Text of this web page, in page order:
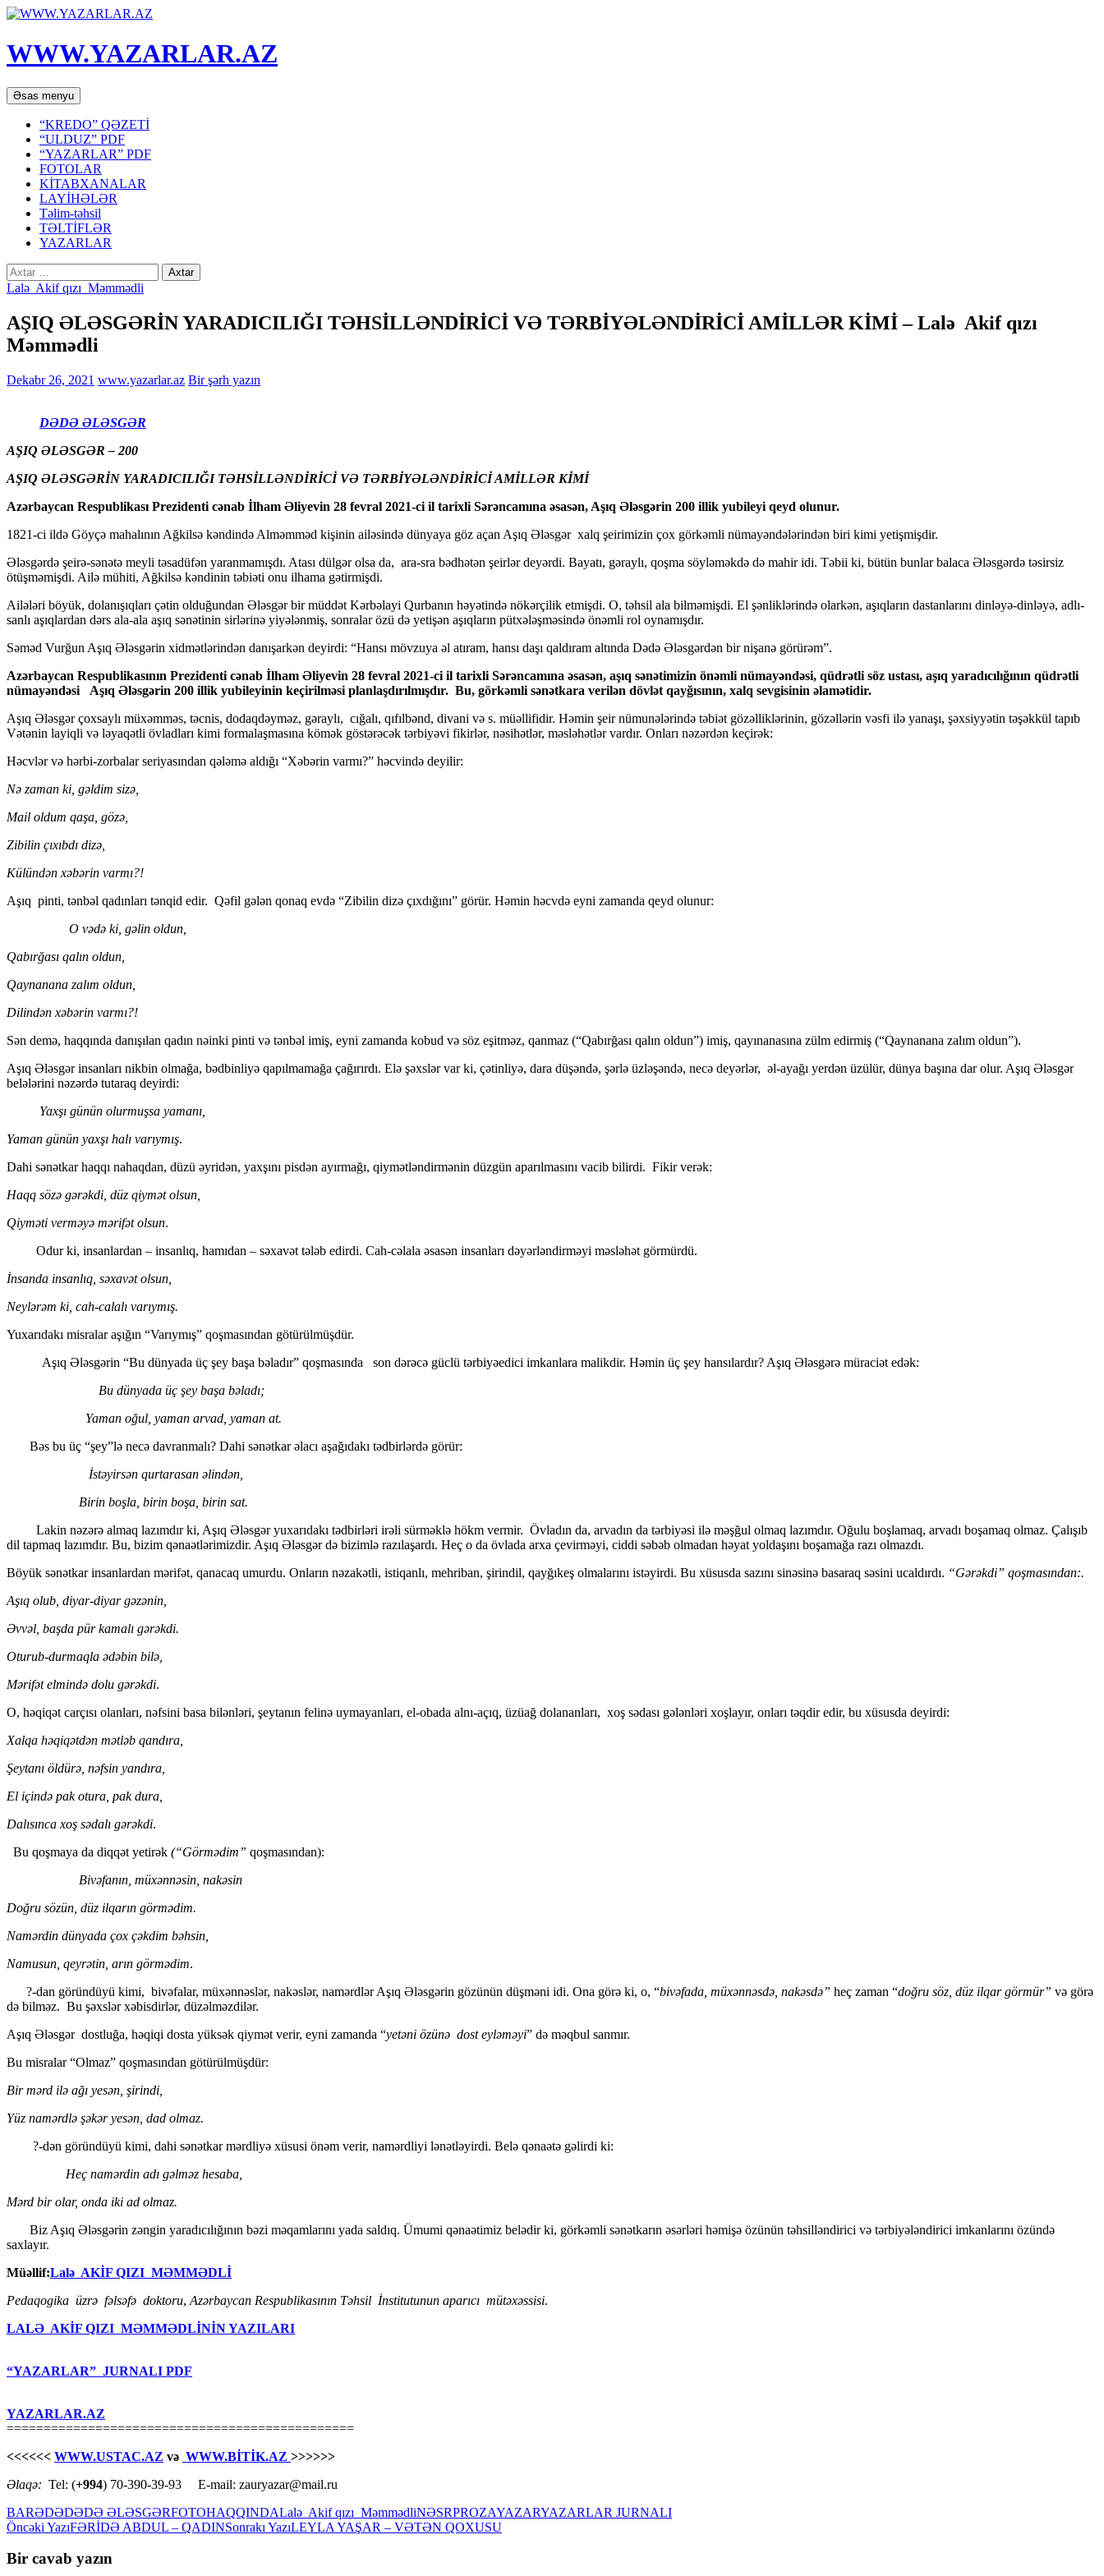
WWW.YAZARLAR.AZ
Axtar
Əsas menyu Mühtəviyyata
keç
“KREDO” QƏZETİ
“ULDUZ” PDF
“YAZARLAR” PDF
FOTOLAR
KİTABXANALAR
LAYİHƏLƏR
Təlim-təhsil
TƏLTİFLƏR
YAZARLAR
Axtarış:
Lalə Akif qızı Məmmədli
AŞIQ ƏLƏSGƏRİN YARADICILIĞI TƏHSİLLƏNDİRİCİ VƏ TƏRBİYƏLƏNDİRİCİ AMİLLƏR KİMİ – Lalə Akif qızı
Məmmədli
Dekabr 26, 2021 www.yazarlar.az Bir şərh yazın
DƏDƏ ƏLƏSGƏR
AŞIQ ƏLƏSGƏR – 200
AŞIQ ƏLƏSGƏRİN YARADICILIĞI TƏHSİLLƏNDİRİCİ VƏ TƏRBİYƏLƏNDİRİCİ AMİLLƏR KİMİ
Azərbaycan Respublikası Prezidenti cənab İlham Əliyevin 28 fevral 2021-ci il tarixli Sərəncamına əsasən, Aşıq Ələsgərin 200 illik yubileyi qeyd olunur.
1821-ci ildə Göyçə mahalının Ağkilsə kəndində Alməmməd kişinin ailəsində dünyaya göz açan Aşıq Ələsgər xalq şeirimizin çox görkəmli nümayəndələrindən biri kimi yetişmişdir.
Ələsgərdə şeirə-sənətə meyli təsadüfən yaranmamışdı. Atası dülgər olsa da, ara-sra bədhətən şeirlər deyərdi. Bayatı, gəraylı, qoşma söyləməkdə də mahir idi. Təbii ki, bütün bunlar balaca Ələsgərdə təsirsiz
ötüşməmişdi. Ailə mühiti, Ağkilsə kəndinin təbiəti onu ilhama gətirmişdi.
Ailələri böyük, dolanışıqları çətin olduğundan Ələsgər bir müddət Kərbəlayi Qurbanın həyətində nökərçilik etmişdi. O, təhsil ala bilməmişdi. El şənliklərində olarkən, aşıqların dastanlarını dinləyə-dinləyə, adlı-
sanlı aşıqlardan dərs ala-ala aşıq sənətinin sirlərinə yiyələnmiş, sonralar özü də yetişən aşıqların pütxələşməsində önəmli rol oynamışdır.
Səməd Vurğun Aşıq Ələsgərin xidmətlərindən danışarkən deyirdi: “Hansı mövzuya əl atıram, hansı daşı qaldıram altında Dədə Ələsgərdən bir nişanə görürəm”.
Azərbaycan Respublikasının Prezidenti cənab İlham Əliyevin 28 fevral 2021-ci il tarixli Sərəncamına əsasən, aşıq sənətimizin önəmli nümayəndəsi, qüdrətli söz ustası, aşıq yaradıcılığının qüdrətli
nümayəndəsi Aşıq Ələsgərin 200 illik yubileyinin keçirilməsi planlaşdırılmışdır. Bu, görkəmli sənətkara verilən dövlət qayğısının, xalq sevgisinin əlamətidir.
Aşıq Ələsgər çoxsaylı müxəmməs, təcnis, dodaqdəyməz, gəraylı, cığalı, qıfılbənd, divani və s. müəllifidir. Həmin şeir nümunələrində təbiət gözəlliklərinin, gözəllərin vəsfi ilə yanaşı, şəxsiyyətin təşəkkül tapıb
Vətənin layiqli və ləyaqətli övladları kimi formalaşmasına kömək göstərəcək tərbiyəvi fikirlər, nəsihətlər, məsləhətlər vardır. Onları nəzərdən keçirək:
Həcvlər və hərbi-zorbalar seriyasından qələmə aldığı “Xəbərin varmı?” həcvində deyilir:
Nə zaman ki, gəldim sizə,
Mail oldum qaşa, gözə,
Zibilin çıxıbdı dizə,
Külündən xəbərin varmı?!
Aşıq pinti, tənbəl qadınları tənqid edir. Qəfil gələn qonaq evdə “Zibilin dizə çıxdığını” görür. Həmin həcvdə eyni zamanda qeyd olunur:
O vədə ki, gəlin oldun,
Qabırğası qalın oldun,
Qaynanana zalım oldun,
Dilindən xəbərin varmı?!
Sən demə, haqqında danışılan qadın nəinki pinti və tənbəl imiş, eyni zamanda kobud və söz eşitməz, qanmaz (“Qabırğası qalın oldun”) imiş, qayınanasına zülm edirmiş (“Qaynanana zalım oldun”).
Aşıq Ələsgər insanları nikbin olmağa, bədbinliyə qapılmamağa çağırırdı. Elə şəxslər var ki, çətinliyə, dara düşəndə, şərlə üzləşəndə, necə deyərlər, əl-ayağı yerdən üzülür, dünya başına dar olur. Aşıq Ələsgər
belələrini nəzərdə tutaraq deyirdi:
Yaxşı günün olurmuşsa yamanı,
Yaman günün yaxşı halı varıymış.
Dahi sənətkar haqqı nahaqdan, düzü əyridən, yaxşını pisdən ayırmağı, qiymətləndirmənin düzgün aparılmasını vacib bilirdi. Fikir verək:
Haqq sözə gərəkdi, düz qiymət olsun,
Qiyməti vеrməyə mərifət olsun.
Odur ki, insanlardan – insanlıq, hamıdan – səxavət tələb edirdi. Cah-cəlala əsasən insanları dəyərləndirməyi məsləhət görmürdü.
İnsanda insanlıq, səxavət olsun,
Nеylərəm ki, cah-calalı varıymış.
Yuxarıdakı misralar aşığın “Varıymış” qoşmasından götürülmüşdür.
Aşıq Ələsgərin “Bu dünyada üç şey başa bəladır” qoşmasında
son dərəcə güclü tərbiyəedici imkanlara malikdir. Həmin üç şey hansılardır? Aşıq Ələsgərə müraciət edək:
Bu dünyada üç şеy başa bəladı;
Yaman oğul, yaman arvad, yaman at.
Bəs bu üç “şey”lə necə davranmalı? Dahi sənətkar əlacı aşağıdakı tədbirlərdə görür:
İstəyirsən qurtarasan əlindən,
Birin boşla, birin boşa, birin sat.
Lakin nəzərə almaq lazımdır ki, Aşıq Ələsgər yuxarıdakı tədbirləri irəli sürməklə hökm vermir. Övladın da, arvadın da tərbiyəsi ilə məşğul olmaq lazımdır. Oğulu boşlamaq, arvadı boşamaq olmaz. Çalışıb
dil tapmaq lazımdır. Bu, bizim qənaətlərimizdir. Aşıq Ələsgər də bizimlə razılaşardı. Heç o da övlada arxa çevirməyi, ciddi səbəb olmadan həyat yoldaşını boşamağa razı olmazdı.
Böyük sənətkar insanlardan mərifət, qanacaq umurdu. Onların nəzakətli, istiqanlı, mehriban, şirindil, qayğıkeş olmalarını istəyirdi. Bu xüsusda sazını sinəsinə basaraq səsini ucaldırdı. “Gərəkdi” qoşmasından:.
Aşıq olub, diyar-diyar gəzənin,
Əvvəl, başda pür kamalı gərəkdi.
Oturub-durmaqla ədəbin bilə,
Mərifət еlmində dolu gərəkdi.
O, həqiqət carçısı olanları, nəfsini basa bilənləri, şeytanın felinə uymayanları, el-obada alnı-açıq, üzüağ dolananları, xoş sədası gələnləri xoşlayır, onları təqdir edir, bu xüsusda deyirdi:
Xalqa həqiqətdən mətləb qandıra,
Şеytanı öldürə, nəfsin yandıra,
Еl içində pak otura, pak dura,
Dalısınca xoş sədalı gərəkdi.
Bu qoşmaya da diqqət yetirək (“Görmədim” qoşmasından):
Bivəfanın, müxənnəsin, nakəsin
Doğru sözün, düz ilqarın görmədim.
Namərdin dünyada çox çəkdim bəhsin,
Namusun, qеyrətin, arın görmədim.
?-dan göründüyü kimi, bivəfalar, müxənnəslər, nakəslər, namərdlər Aşıq Ələsgərin gözünün düşməni idi. Ona görə ki, o, “bivəfada, müxənnəsdə, nakəsdə” heç zaman “doğru söz, düz ilqar görmür” və görə
də bilməz. Bu şəxslər xəbisdirlər, düzəlməzdilər.
Aşıq Ələsgər dostluğa, həqiqi dosta yüksək qiymət verir, eyni zamanda “yеtəni özünə dost еyləməyi” də məqbul sanmır.
Bu misralar “Olmaz” qoşmasından götürülmüşdür:
Bir mərd ilə ağı yеsən, şirindi,
Yüz namərdlə şəkər yеsən, dad olmaz.
?-dən göründüyü kimi, dahi sənətkar mərdliyə xüsusi önəm verir, namərdliyi lənətləyirdi. Belə qənaətə gəlirdi ki:
Hеç namərdin adı gəlməz hеsaba,
Mərd bir olar, onda iki ad olmaz.
Biz Aşıq Ələsgərin zəngin yaradıcılığının bəzi məqamlarını yada saldıq. Ümumi qənaətimiz belədir ki, görkəmli sənətkarın əsərləri həmişə özünün təhsilləndirici və tərbiyələndirici imkanlarını özündə
saxlayır.
Müəllif:Lalə AKİF QIZI MƏMMƏDLİ
Pedaqogika üzrə fəlsəfə doktoru, Azərbaycan Respublikasının Təhsil İnstitutunun aparıcı mütəxəssisi.
LALƏ AKİF QIZI MƏMMƏDLİNİN YAZILARI
“YAZARLAR” JURNALI PDF
YAZARLAR.AZ
===============================================
<<<<<< WWW.USTAC.AZ və WWW.BİTİK.AZ >>>>>>
Əlaqə: Tel: (+994) 70-390-39-93 E-mail: zauryazar@mail.ru
BARƏDƏDƏDƏ ƏLƏSGƏRFOTOHAQQINDALalə Akif qızı MəmmədliNƏSRPROZAYAZARYAZARLAR JURNALI
Yazılar
üzrə
Öncəki YazıFƏRİDƏ ABDUL – QADINSonrakı YazıLEYLA YAŞAR – VƏTƏN QOXUSU
Bir cavab yazın